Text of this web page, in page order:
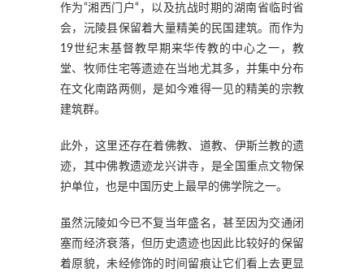
作为“湘西门户“，以及抗战时期的湖南省临时省
会，沅陵县保留着大量精美的民国建筑。而作为
19世纪末基督教早期来华传教的中心之一，教
堂、牧师住宅等遗迹在当地尤其多，并集中分布
在文化南路两侧，是如今难得一见的精美的宗教
建筑群。
此外，这里还存在着佛教、道教、伊斯兰教的遗
迹，其中佛教遗迹龙兴讲寺，是全国重点文物保
护单位，也是中国历史上最早的佛学院之一。
虽然沅陵如今已不复当年盛名，甚至因为交通闭
塞而经济衰落，但历史遗迹也因此比较好的保留
着原貌，未经修饰的时间留痕让它们看上去更显